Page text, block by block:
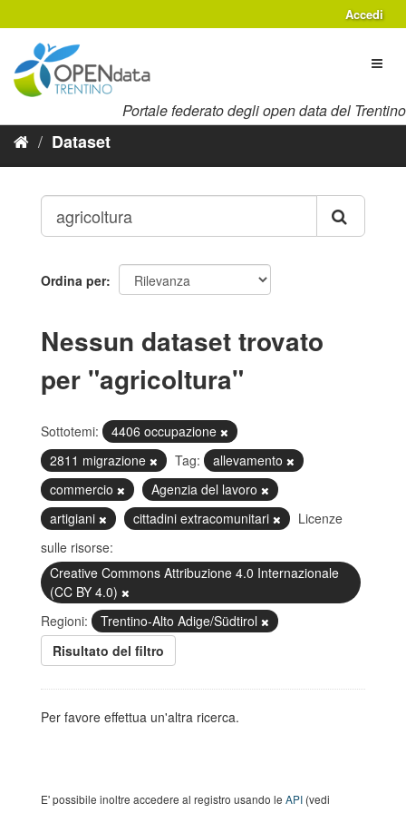
al
contenuto
Accedi
Portale federato degli open data del Trentino
Dataset
Ordina per
Nessun dataset trovato
per "agricoltura"
Sottotemi:
4406 occupazione
2811 migrazione
Tag:
allevamento
commercio
Agenzia del lavoro
artigiani
cittadini extracomunitari
Licenze
sulle risorse:
Creative Commons Attribuzione 4.0 Internazionale
(CC BY 4.0)
Regioni:
Trentino-Alto Adige/Südtirol
Risultato del filtro
Per favore effettua un'altra ricerca.
E' possibile inoltre accedere al registro usando le API (vedi